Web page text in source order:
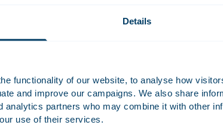
Details
functionality of our website, to analyse how
and improve our campaigns. We also share
analytics partners who may combine it with other
use of their services.